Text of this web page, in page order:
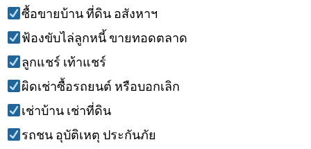
ซื้อขายบ้าน ที่ดิน อสังหาฯ
ฟ้องขับไล่ลูกหนี้ ขายทอดตลาด
ลูกแชร์ เท้าแชร์
ผิดเช่าซื้อรถยนต์ หรือบอกเลิก
เช่าบ้าน เช่าที่ดิน
รถชน อุบัติเหตุ ประกันภัย